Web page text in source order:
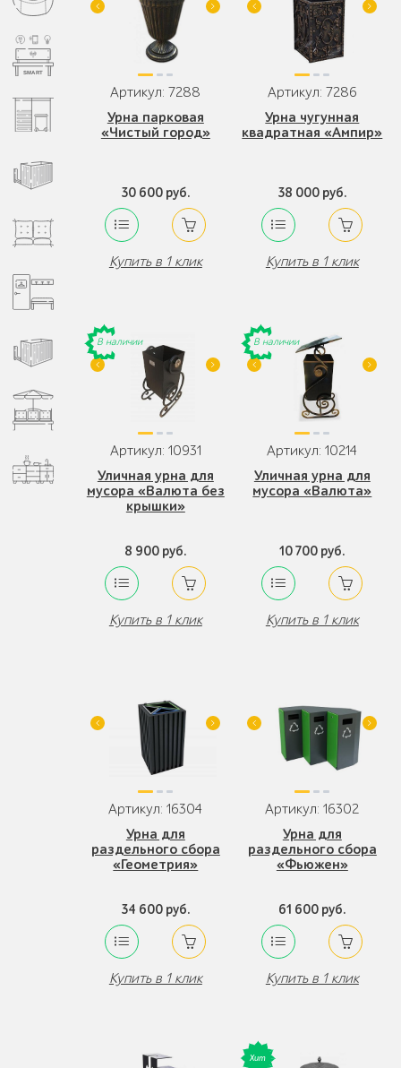
Артикул: 7288
Урна парковая
«Чистый город»
30 600 руб.
Купить в 1 клик
Артикул: 7286
Урна чугунная
квадратная «Ампир»
38 000 руб.
Купить в 1 клик
В наличии
Артикул: 10931
Уличная урна для
мусора «Валюта без
крышки»
8 900 руб.
Купить в 1 клик
В наличии
Артикул: 10214
Уличная урна для
мусора «Валюта»
10 700 руб.
Купить в 1 клик
Артикул: 16304
Урна для
раздельного сбора
«Геометрия»
34 600 руб.
Купить в 1 клик
Артикул: 16302
Урна для
раздельного сбора
«Фьюжен»
61 600 руб.
Купить в 1 клик